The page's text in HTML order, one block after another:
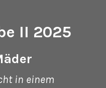
in einem
II 2025